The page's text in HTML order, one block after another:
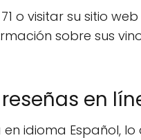
o visitar su sitio
sobre sus
en
idioma Español,